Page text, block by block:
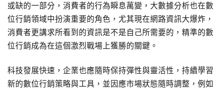
或缺的一部分，消費者的行為瞬息萬變，大數據分析也在數
位行銷領域中扮演重要的角色，尤其現在網路資訊大爆炸，
消費者更講求所看到的資訊是不是自己所需要的，精準的數
位行銷成為在這個激烈戰場上獲勝的關鍵。
科技發展快速，企業也應隨時保持彈性與靈活性，持續學習
新的數位行銷策略與工具，並因應市場狀態隨時調整，例如